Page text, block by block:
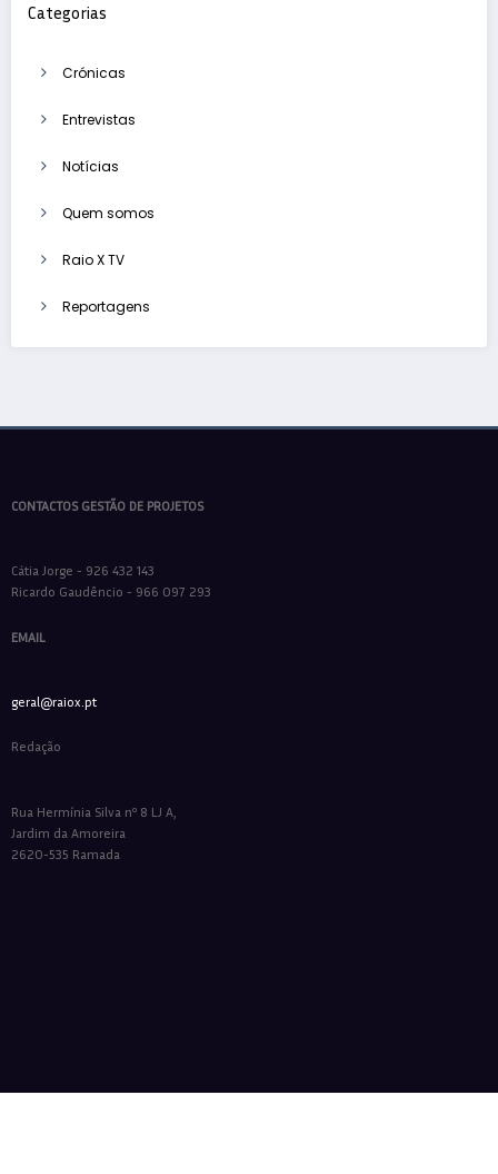
Categorias
Crónicas
Entrevistas
Notícias
Quem somos
Raio X TV
Reportagens
CONTACTOS GESTÃO DE PROJETOS
Cátia Jorge - 926 432 143
Ricardo Gaudêncio - 966 097 293
EMAIL
geral@raiox.pt
Redação
Rua Hermínia Silva nº 8 LJ A,
Jardim da Amoreira
2620-535 Ramada